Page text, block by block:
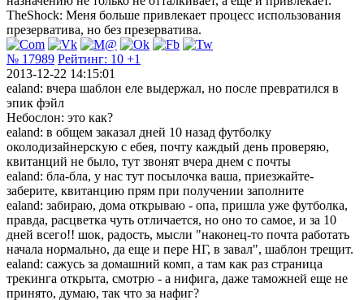
TheShock: Меня больше привлекает процесс использования
презерватива, но без презерватива.
№ 17989 Рейтинг: 10 +1
2013-12-22 14:15:01
ealand: вчера шаблон еле выдержал, но после превратился в
эпик фэйл
Небослон: это как?
ealand: в общем заказал дней 10 назад футболку
околодизайнерскую с ебея, почту каждый день проверяю,
квитанций не было, тут звонят вчера днем с почты
ealand: бла-бла, у нас тут посылочка ваша, приезжайте-
заберите, квитанцию прям при получении заполните
ealand: забираю, дома открываю - опа, пришла уже футболка,
правда, расцветка чуть отличается, но оно то самое, и за 10
дней всего!! шок, радость, мысли "наконец-то почта работать
начала нормально, да еще и пере НГ, в завал", шаблон трещит.
ealand: сажусь за домашний комп, а там как раз страница
трекинга открыта, смотрю - а нифига, даже таможней еще не
принято, думаю, так что за нафиг?